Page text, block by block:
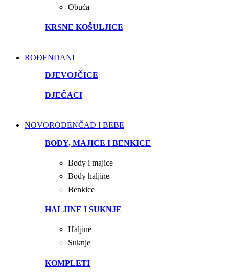
Obuća
KRSNE KOŠULJICE
ROĐENDANI
DJEVOJČICE
DJEČACI
NOVOROĐENČAD I BEBE
BODY, MAJICE I BENKICE
Body i majice
Body haljine
Benkice
HALJINE I SUKNJE
Haljine
Suknje
KOMPLETI